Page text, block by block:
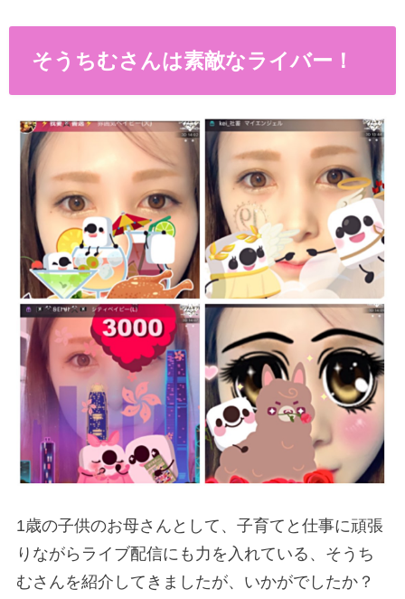
そうちむさんは素敵なライバー！
1歳の子供のお母さんとして、子育てと仕事に頑張
りながらライブ配信にも力を入れている、そうち
むさんを紹介してきましたが、いかがでしたか？